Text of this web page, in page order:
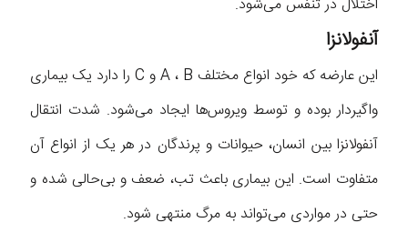
آنفولانزا
این عارضه که خود انواع مختلف A ، B و C را دارد یک بیماری
واگیردار بوده و توسط ویروس‌ها ایجاد می‌شود. شدت انتقال
آنفولانزا بین انسان، حیوانات و پرندگان در هر یک از انواع آن
متفاوت است. این بیماری باعث تب، ضعف و بی‌حالی شده و
حتی در مواردی می‌تواند به مرگ منتهی شود.